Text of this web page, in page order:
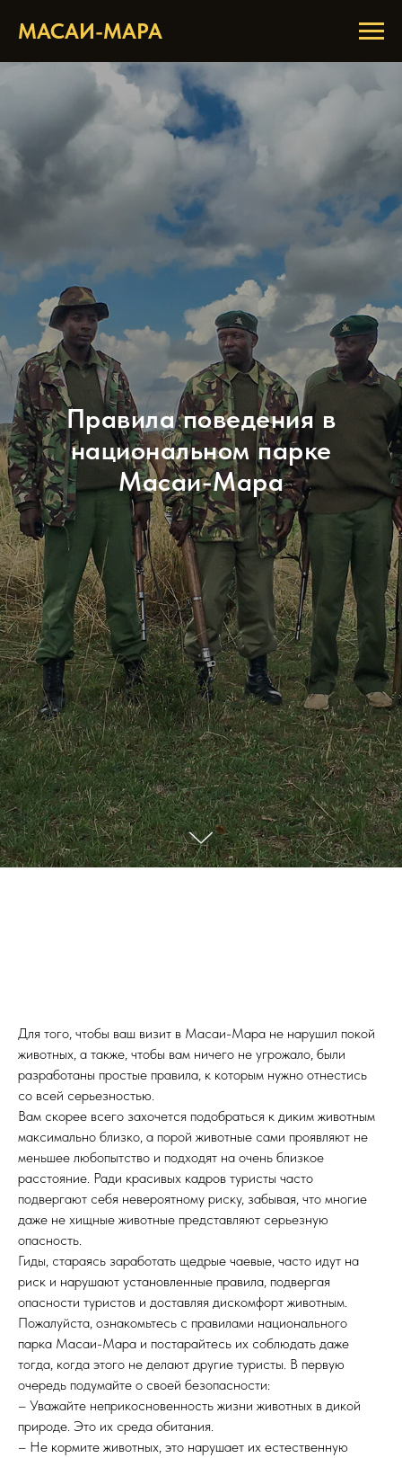
МАСАИ-МАРА
Правила поведения в
национальном парке
Масаи-Мара
Для того, чтобы ваш визит в Масаи-Мара не нарушил покой
животных, а также, чтобы вам ничего не угрожало, были
разработаны простые правила, к которым нужно отнестись
со всей серьезностью.
Вам скорее всего захочется подобраться к диким животным
максимально близко, а порой животные сами проявляют не
меньшее любопытство и подходят на очень близкое
расстояние. Ради красивых кадров туристы часто
подвергают себя невероятному риску, забывая, что многие
даже не хищные животные представляют серьезную
опасность.
Гиды, стараясь заработать щедрые чаевые, часто идут на
риск и нарушают установленные правила, подвергая
опасности туристов и доставляя дискомфорт животным.
Пожалуйста, ознакомьтесь с правилами национального
парка Масаи-Мара и постарайтесь их соблюдать даже
тогда, когда этого не делают другие туристы. В первую
очередь подумайте о своей безопасности:
– Уважайте неприкосновенность жизни животных в дикой
природе. Это их среда обитания.
– Не кормите животных, это нарушает их естественную